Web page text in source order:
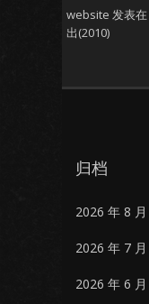
website 发表在
出(2010)
归档
2026 年 8 月
2026 年 7 月
2026 年 6 月